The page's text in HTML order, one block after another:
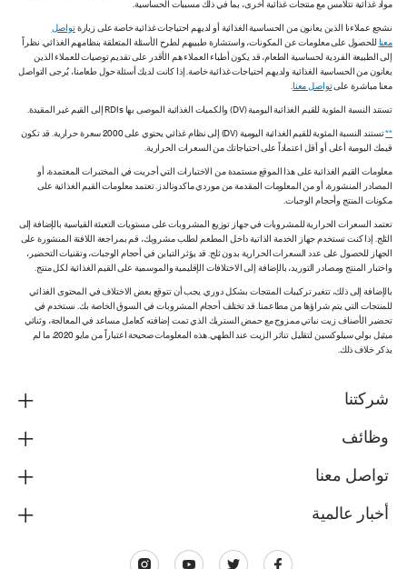
مواد غذائية تتلامس مع منتجات غذائية أخرى، بما في ذلك مسببات الحساسية.
نشجع عملاءنا الذين يعانون من الحساسية الغذائية أو لديهم احتياجات غذائية خاصة على زيارةتواصل
معنا للحصول على معلومات عن المكونات، واستشارة طبيبهم لطرح الأسئلة المتعلقة بنظامهم الغذائي. نظراً
إلى الطبيعة الفردية لحساسية الطعام، قد يكون أطباء العملاء هم الأقدر على تقديم توصيات للعملاء الذين
يعانون من الحساسية الغذائية ولديهم احتياجات غذائية خاصة. إذا كانت لديك أسئلة حول طعامنا، يُرجى التواصل
معنا مباشرة علىتواصل معنا.
تستند النسبة المئوية للقيم الغذائية اليومية (DV) والكميات الغذائية الموصى بها RDIs إلى القيم غير المقيدة.
**
تستند النسبة المئوية للقيم الغذائية اليومية (DV) إلى نظام غذائي يحتوي على 2000 سعرة حرارية. قد تكون
قيمك اليومية أعلى أو أقل اعتماداً على احتياجاتك من السعرات الحرارية.
معلومات القيم الغذائية على هذا الموقع مستمدة من الاختبارات التي أجريت في المختبرات المعتمدة، أو
المصادر المنشورة، أو من المعلومات المقدمة من موردي ماكدونالدز. تعتمد معلومات القيم الغذائية على
مكونات المنتج وأحجام الوجبات.
تعتمد السعرات الحرارية للمشروبات في جهاز توزيع المشروبات على مستويات التعبئة القياسية بالإضافة إلى
الثلج. إذا كنت تستخدم جهاز الخدمة الذاتية داخل المطعم لطلب مشروبك، قم بمراجعة اللافتة المنشورة على
الجهاز للحصول على عدد السعرات الحرارية بدون ثلج. قد يؤثر التباين في أحجام الوجبات، وتقنيات التحضير،
واختبار المنتج ومصادر التوريد، بالإضافة إلى الاختلافات الإقليمية والموسمية على القيم الغذائية لكل منتج.
بالإضافة إلى ذلك، تتغير تركيبات المنتجات بشكل دوري. يجب أن تتوقع بعض الاختلاف في المحتوى الغذائي
للمنتجات التي يتم شراؤها من مطاعمنا. قد تختلف أحجام المشروبات في السوق الخاصة بك. نستخدم في
تحضير الأصناف زيت نباتي ممزوج مع حمض الستريك الذي تمت إضافته كعامل مساعد في المعالجة، وثنائي
ميثيل بولي سيلوكسين لتقليل تناثر الزيت عند الطهي. هذه المعلومات صحيحة اعتباراً من مايو 2020، ما لم
يذكر خلاف ذلك.
شركتنا
وظائف
تواصل معنا
أخبار عالمية